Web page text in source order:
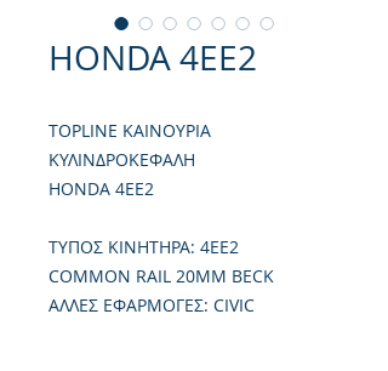
HONDA 4EE2
TOPLINE ΚΑΙΝΟΥΡΙΑ
ΚΥΛΙΝΔΡΟΚΕΦΑΛΗ
HONDA 4EE2
TΥΠΟΣ ΚΙΝΗΤΗΡΑ: 4EE2
COMMON RAIL 20MM BECK
ΑΛΛΕΣ ΕΦΑΡΜΟΓΕΣ: CIVIC